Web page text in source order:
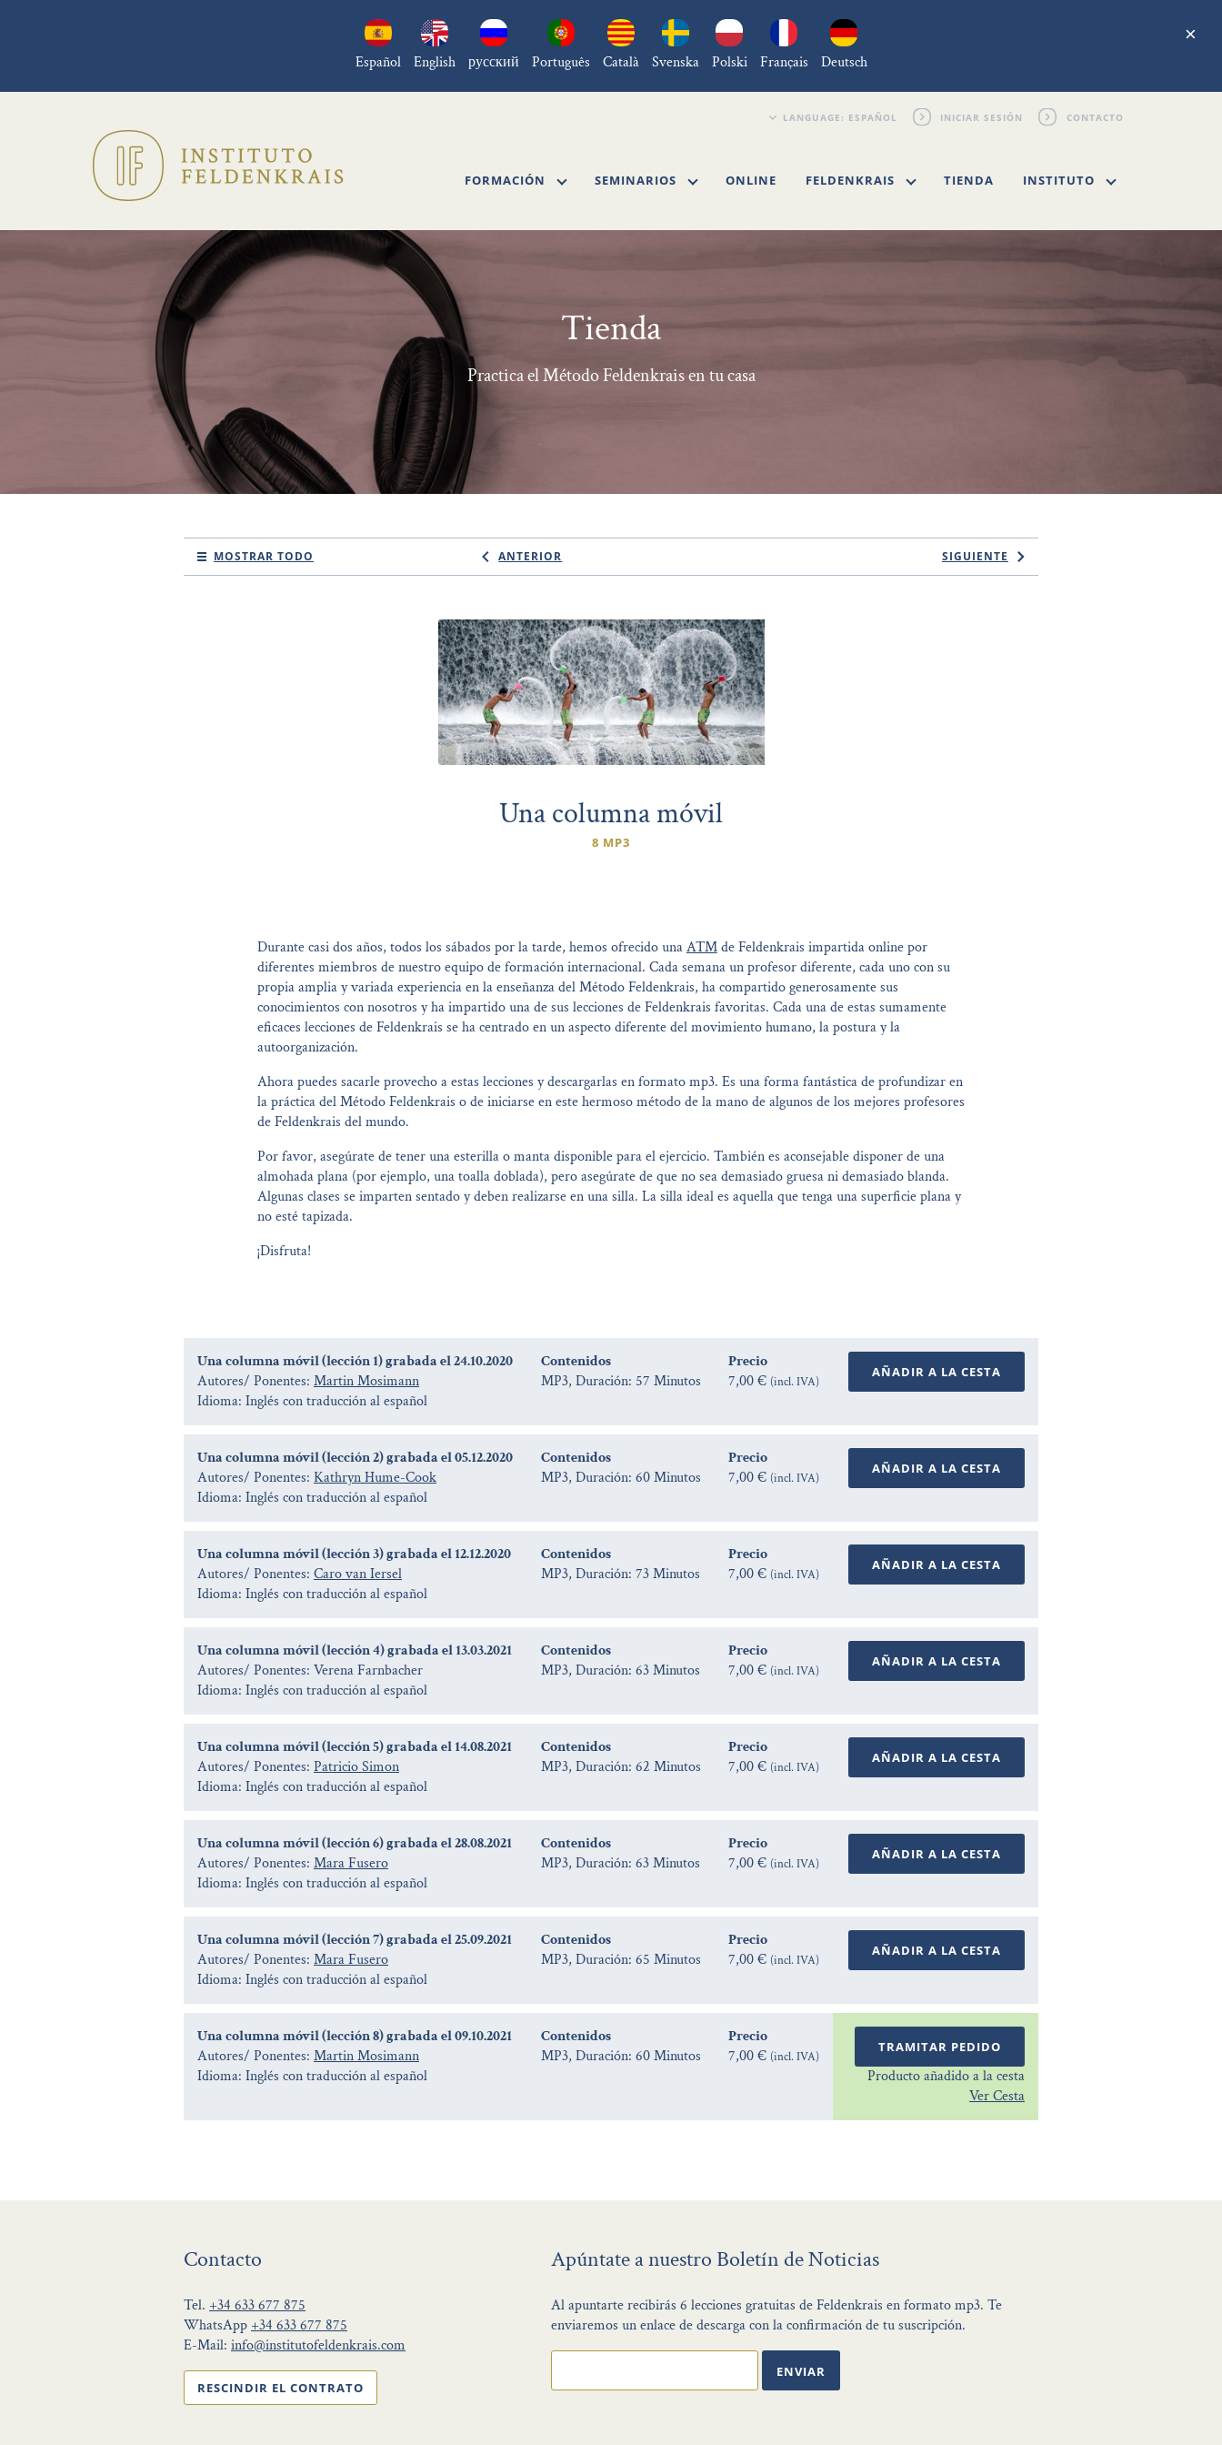
Español English русский Português Català Svenska Polski Français Deutsch
×
INICIAR SESIÓN CONTACTO
FORMACIÓN SEMINARIOS ONLINE FELDENKRAIS TIENDA INSTITUTO
Tienda
Practica el Método Feldenkrais en tu casa
MOSTRAR TODO ANTERIOR SIGUIENTE
Una columna móvil
8 MP3
Durante casi dos años, todos los sábados por la tarde, hemos ofrecido unaATMde Feldenkrais impartida online por
diferentes miembros de nuestro equipo de formación internacional. Cada semana un profesor diferente, cada uno con su
propia amplia y variada experiencia en la enseñanza del Método Feldenkrais, ha compartido generosamente sus
conocimientos con nosotros y ha impartido una de sus lecciones de Feldenkrais favoritas. Cada una de estas sumamente
eficaces lecciones de Feldenkrais se ha centrado en un aspecto diferente del movimiento humano, la postura y la
autoorganización.
Ahora puedes sacarle provecho a estas lecciones y descargarlas en formato mp3. Es una forma fantástica de profundizar en
la práctica del Método Feldenkrais o de iniciarse en este hermoso método de la mano de algunos de los mejores profesores
de Feldenkrais del mundo.
Por favor, asegúrate de tener una esterilla o manta disponible para el ejercicio. También es aconsejable disponer de una
almohada plana (por ejemplo, una toalla doblada), pero asegúrate de que no sea demasiado gruesa ni demasiado blanda.
Algunas clases se imparten sentado y deben realizarse en una silla. La silla ideal es aquella que tenga una superficie plana y
no esté tapizada.
¡Disfruta!
Una columna móvil (lección 1) grabada el 24.10.2020
Autores/ Ponentes: Martin Mosimann
Idioma: Inglés con traducción al español
Contenidos
MP3, Duración: 57 Minutos
Precio
7,00 € (incl. IVA)
AÑADIR A LA CESTA
Una columna móvil (lección 2) grabada el 05.12.2020
Autores/ Ponentes: Kathryn Hume-Cook
Idioma: Inglés con traducción al español
Contenidos
MP3, Duración: 60 Minutos
Precio
7,00 € (incl. IVA)
AÑADIR A LA CESTA
Una columna móvil (lección 3) grabada el 12.12.2020
Autores/ Ponentes: Caro van Iersel
Idioma: Inglés con traducción al español
Contenidos
MP3, Duración: 73 Minutos
Precio
7,00 € (incl. IVA)
AÑADIR A LA CESTA
Una columna móvil (lección 4) grabada el 13.03.2021
Autores/ Ponentes: Verena Farnbacher
Idioma: Inglés con traducción al español
Contenidos
MP3, Duración: 63 Minutos
Precio
7,00 € (incl. IVA)
AÑADIR A LA CESTA
Una columna móvil (lección 5) grabada el 14.08.2021
Autores/ Ponentes: Patricio Simon
Idioma: Inglés con traducción al español
Contenidos
MP3, Duración: 62 Minutos
Precio
7,00 € (incl. IVA)
AÑADIR A LA CESTA
Una columna móvil (lección 6) grabada el 28.08.2021
Autores/ Ponentes: Mara Fusero
Idioma: Inglés con traducción al español
Contenidos
MP3, Duración: 63 Minutos
Precio
7,00 € (incl. IVA)
AÑADIR A LA CESTA
Una columna móvil (lección 7) grabada el 25.09.2021
Autores/ Ponentes: Mara Fusero
Idioma: Inglés con traducción al español
Contenidos
MP3, Duración: 65 Minutos
Precio
7,00 € (incl. IVA)
AÑADIR A LA CESTA
Una columna móvil (lección 8) grabada el 09.10.2021
Autores/ Ponentes: Martin Mosimann
Idioma: Inglés con traducción al español
Contenidos
MP3, Duración: 60 Minutos
Precio
7,00 € (incl. IVA)
TRAMITAR PEDIDO
Producto añadido a la cesta
Ver Cesta
Contacto
Tel. +34 633 677 875
WhatsApp+34 633 677 875
E-Mail: info@institutofeldenkrais.com
RESCINDIR EL CONTRATO
Apúntate a nuestro Boletín de Noticias
Al apuntarte recibirás 6 lecciones gratuitas de Feldenkrais en formato mp3. Te
enviaremos un enlace de descarga con la confirmación de tu suscripción.
ENVIAR